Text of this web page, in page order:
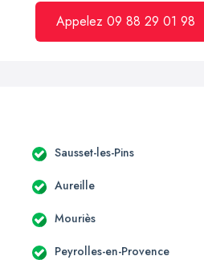
Appelez 09 88 29 01 98
Sausset-les-Pins
Aureille
Mouriès
Peyrolles-en-Provence